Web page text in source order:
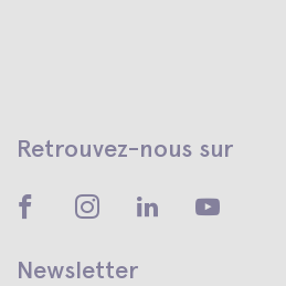
Retrouvez-nous sur
Newsletter